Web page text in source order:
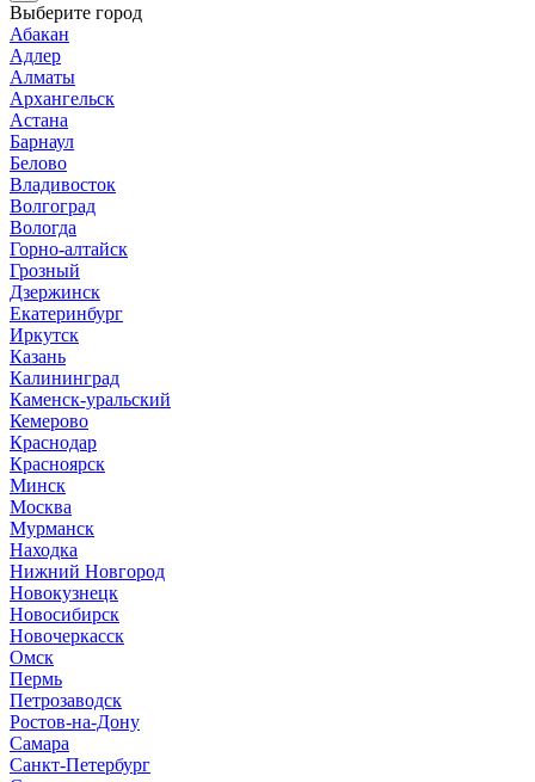
Выберите город
Абакан
Адлер
Алматы
Архангельск
Астана
Барнаул
Белово
Владивосток
Волгоград
Вологда
Горно-алтайск
Грозный
Дзержинск
Екатеринбург
Иркутск
Казань
Калининград
Каменск-уральский
Кемерово
Краснодар
Красноярск
Минск
Москва
Мурманск
Находка
Нижний Новгород
Новокузнецк
Новосибирск
Новочеркасск
Омск
Пермь
Петрозаводск
Ростов-на-Дону
Самара
Санкт-Петербург